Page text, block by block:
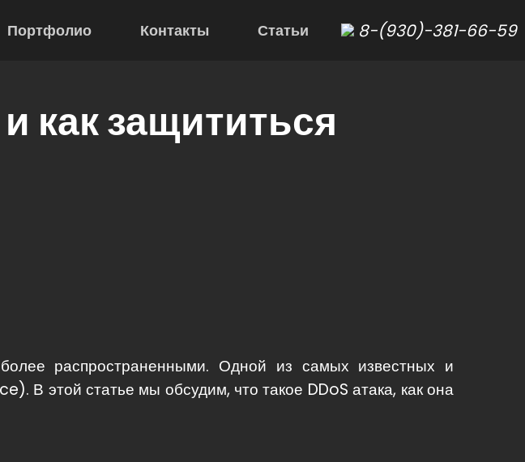
Портфолио Контакты Статьи 8-(930)-381-66-59
как защититься
распространенными. Одной из самых известных и
В этой статье мы обсудим, что такое DDoS атака, как она